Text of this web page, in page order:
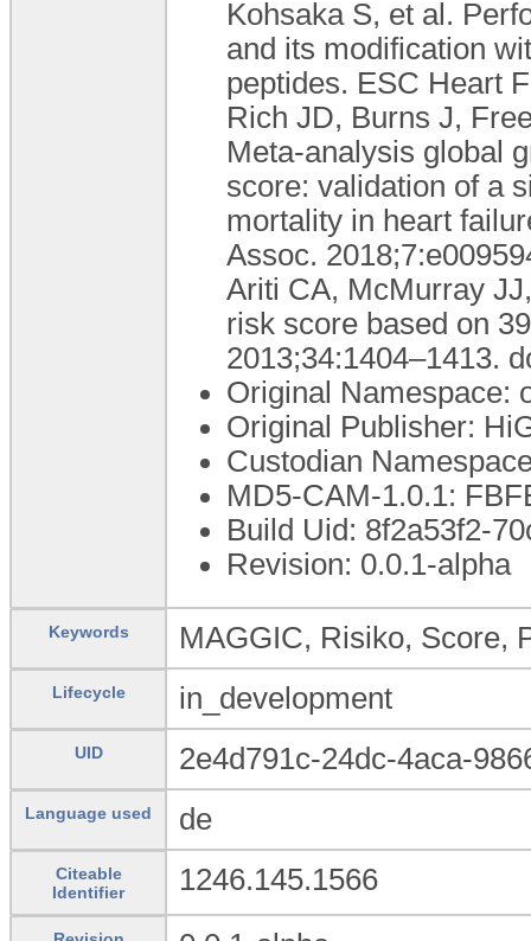
Kohsaka S, et al.
and its modification
peptides. ESC Heart
Rich JD, Burns J,
Meta-analysis global
score: validation of a
mortality in heart
Assoc.
Ariti CA, McMurray
risk score based on
2013;34:1404–1413.
Original Namespace:
Original Publisher:
Custodian
MD5-CAM-1.0.1:
Build Uid: 8f2a53f2-
Revision: 0.0.1-alpha
Keywords MAGGIC, Risiko, Score,
Lifecycle in_development
UID 2e4d791c-24dc-4aca-
Language used de
Citeable
Identifier
1246.145.1566